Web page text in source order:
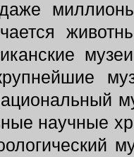
научные